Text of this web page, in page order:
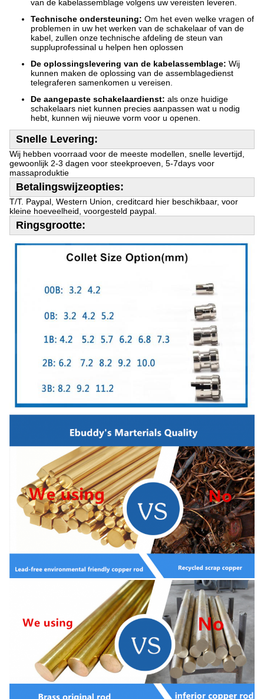
van de kabelassemblage volgens uw vereisten leveren.
Technische ondersteuning: Om het even welke vragen of
problemen in uw het werken van de schakelaar of van de
kabel, zullen onze technische afdeling de steun van
suppluprofessinal u helpen hen oplossen
De oplossingslevering van de kabelassemblage: Wij
kunnen maken de oplossing van de assemblagedienst
telegraferen samenkomen u vereisen.
De aangepaste schakelaardienst: als onze huidige
schakelaars niet kunnen precies aanpassen wat u nodig
hebt, kunnen wij nieuwe vorm voor u openen.
Snelle Levering:
Wij hebben voorraad voor de meeste modellen, snelle levertijd,
gewoonlijk 2-3 dagen voor steekproeven, 5-7days voor
massaproduktie
Betalingswijzeopties:
T/T. Paypal, Western Union, creditcard hier beschikbaar, voor
kleine hoeveelheid, voorgesteld paypal.
Ringsgrootte: